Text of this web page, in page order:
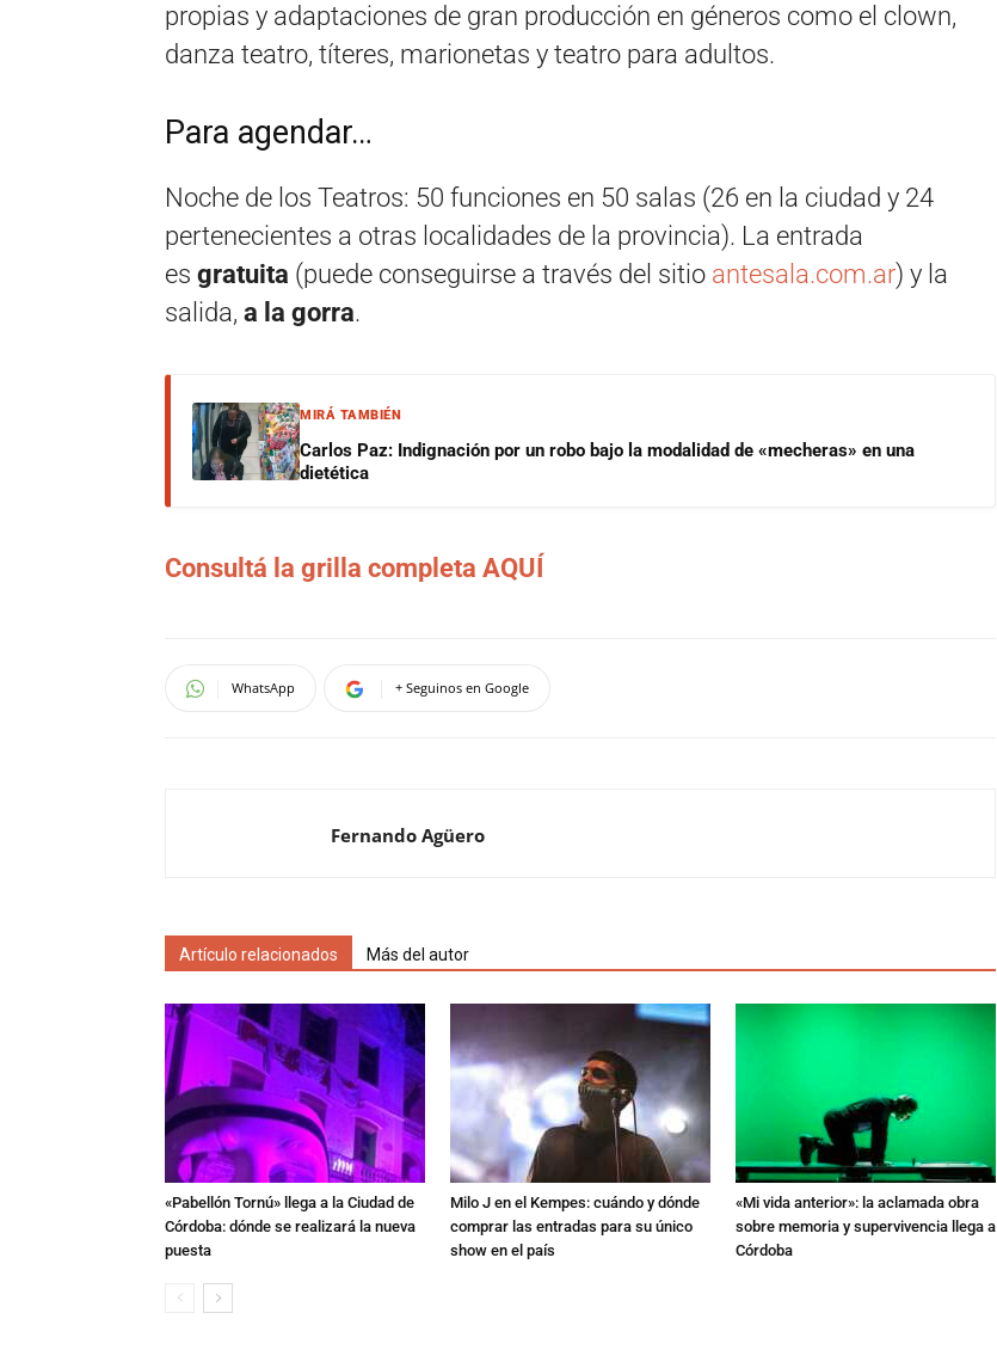
propias y adaptaciones de gran producción en géneros como el clown,
danza teatro, títeres, marionetas y teatro para adultos.
Para agendar…
Noche de los Teatros: 50 funciones en 50 salas (26 en la ciudad y 24
pertenecientes a otras localidades de la provincia). La entrada
es gratuita (puede conseguirse a través del sitio antesala.com.ar) y la
salida, a la gorra.
MIRÁ TAMBIÉN
Carlos Paz: Indignación por un robo bajo la modalidad de «mecheras» en una
dietética
Consultá la grilla completa AQUÍ
de
WhatsApp + Seguinos en Google
Fernando Agüero
Artículo relacionados Más del autor
«Pabellón Tornú» llega a la Ciudad de
Córdoba: dónde se realizará la nueva
puesta
Milo J en el Kempes: cuándo y dónde
comprar las entradas para su único
show en el país
«Mi vida anterior»: la aclamada obra
sobre memoria y supervivencia llega a
Córdoba